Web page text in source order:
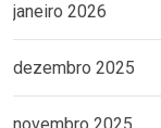
janeiro 2026
dezembro 2025